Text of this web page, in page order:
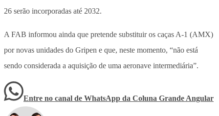
26 serão incorporadas até 2032.
A FAB informou ainda que pretende substituir os caças A-1 (AMX)
por novas unidades do Gripen e que, neste momento, “não está
sendo considerada a aquisição de uma aeronave intermediária”.
Entre no canal de WhatsApp da Coluna Grande Angular